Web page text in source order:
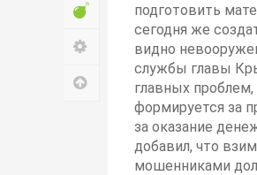
Развлечение
Настройки
Наверх
подготовить
сегодня же
видно
службы главы
главных
формируется за
за оказание
добавил, что
мошенниками